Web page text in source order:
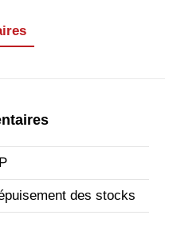
des stocks